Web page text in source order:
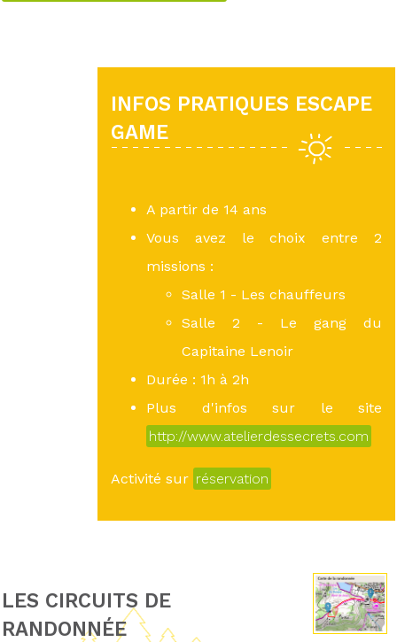
INFOS PRATIQUES ESCAPE
GAME
A partir de 14 ans
Vous avez le choix entre 2
missions :
Salle 1 - Les chauffeurs
Salle 2 - Le gang du
Capitaine Lenoir
Durée : 1h à 2h
Plus d'infos sur le site
http://www.atelierdessecrets.com
Activité sur réservation
LES CIRCUITS DE
RANDONNÉE